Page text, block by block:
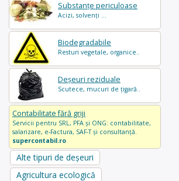
Substanțe periculoase
Acizi, solvenți ...
Biodegradabile
Resturi vegetale, organice..
Deșeuri reziduale
Scutece, mucuri de țigară..
Contabilitate fără griji
Servicii pentru SRL, PFA și ONG: contabilitate,
salarizare, e-Factura, SAF-T și consultanță.
supercontabil.ro
Alte tipuri de deșeuri
Agricultura ecologică